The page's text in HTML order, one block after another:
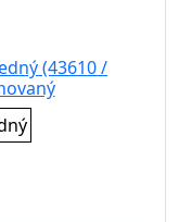
(43610 /